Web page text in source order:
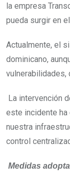
la empresa
pueda surgir en
Actualmente, el
dominicano,
vulnerabilidades,
La intervención
este incidente ha
nuestra
control
Medidas